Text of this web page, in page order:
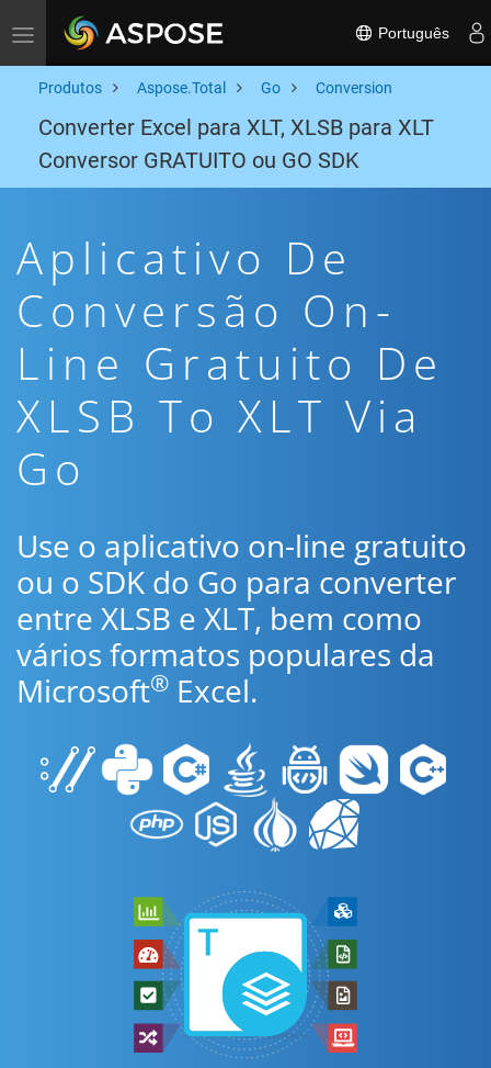
Toggle navigation Português
Produtos Aspose.Total Go Conversion
Converter Excel para XLT, XLSB para XLT
Conversor GRATUITO ou GO SDK
Aplicativo De
Conversão On-
Line Gratuito De
XLSB To XLT Via
Go
Use o aplicativo on-line gratuito
ou o SDK do Go para converter
entre XLSB e XLT, bem como
vários formatos populares da
Microsoft® Excel.